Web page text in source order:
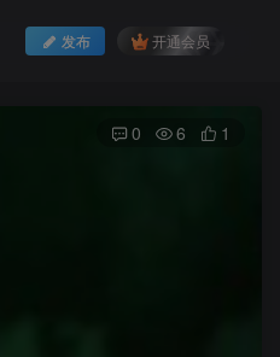
发布 开通会员
0 6 1